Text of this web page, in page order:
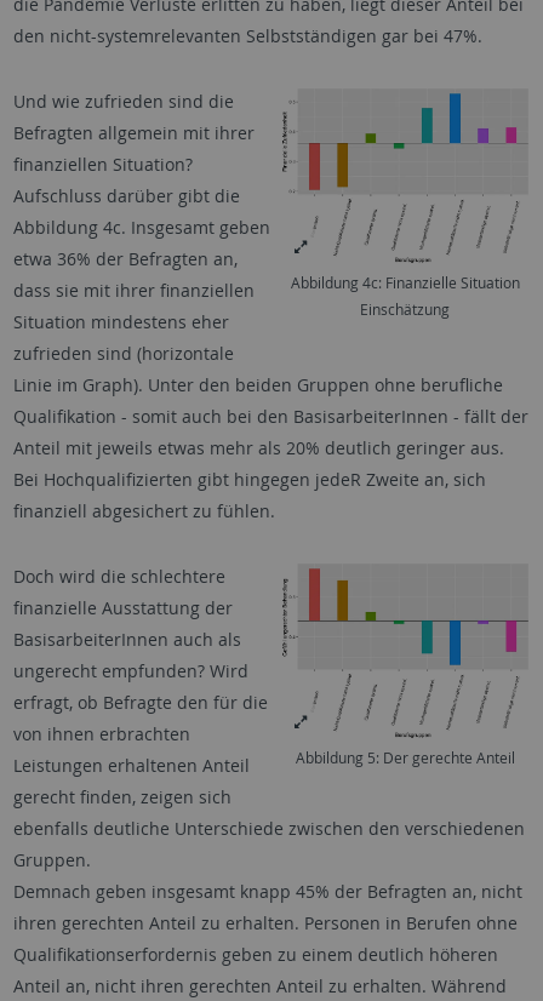
die Pandemie Verluste erlitten zu haben, liegt dieser Anteil bei
den nicht-systemrelevanten Selbstständigen gar bei 47%.
Abbildung 4c: Finanzielle Situation
Einschätzung
Und wie zufrieden sind die
Befragten allgemein mit ihrer
finanziellen Situation?
Aufschluss darüber gibt die
Abbildung 4c. Insgesamt geben
etwa 36% der Befragten an,
dass sie mit ihrer finanziellen
Situation mindestens eher
zufrieden sind (horizontale
Linie im Graph). Unter den beiden Gruppen ohne berufliche
Qualifikation - somit auch bei den BasisarbeiterInnen - fällt der
Anteil mit jeweils etwas mehr als 20% deutlich geringer aus.
Bei Hochqualifizierten gibt hingegen jedeR Zweite an, sich
finanziell abgesichert zu fühlen.
Abbildung 5: Der gerechte Anteil
Doch wird die schlechtere
finanzielle Ausstattung der
BasisarbeiterInnen auch als
ungerecht empfunden? Wird
erfragt, ob Befragte den für die
von ihnen erbrachten
Leistungen erhaltenen Anteil
gerecht finden, zeigen sich
ebenfalls deutliche Unterschiede zwischen den verschiedenen
Gruppen.
Demnach geben insgesamt knapp 45% der Befragten an, nicht
ihren gerechten Anteil zu erhalten. Personen in Berufen ohne
Qualifikationserfordernis geben zu einem deutlich höheren
Anteil an, nicht ihren gerechten Anteil zu erhalten. Während